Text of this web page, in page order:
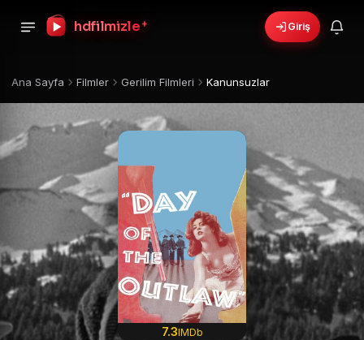
hdfilmizle + Giriş
Ana Sayfa Filmler Gerilim Filmleri Kanunsuzlar
7.3IMDb